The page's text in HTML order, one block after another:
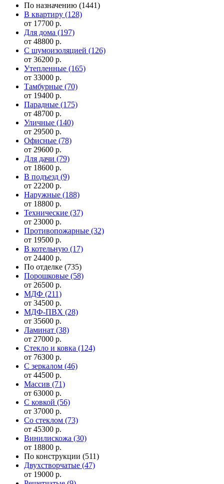
По назначению (1441)
В квартиру (128)
от 17700 р.
Для дома (197)
от 48800 р.
С шумоизоляцией (126)
от 36200 р.
Утепленные (165)
от 33000 р.
Тамбурные (70)
от 19400 р.
Парадные (175)
от 48700 р.
Уличные (140)
от 29500 р.
Офисные (78)
от 29600 р.
Для дачи (79)
от 18600 р.
В подъезд (9)
от 22200 р.
Наружные (188)
от 18800 р.
Технические (37)
от 23000 р.
Противопожарные (32)
от 19500 р.
В котельную (17)
от 24400 р.
По отделке (735)
Порошковые (58)
от 26500 р.
МДФ (211)
от 34500 р.
МДФ-ПВХ (28)
от 35600 р.
Ламинат (38)
от 27000 р.
Стекло и ковка (124)
от 76300 р.
С зеркалом (46)
от 44500 р.
Массив (71)
от 63000 р.
С ковкой (56)
от 37000 р.
Со стеклом (73)
от 45300 р.
Винилискожа (30)
от 18800 р.
По конструкции (511)
Двухстворчатые (47)
от 19000 р.